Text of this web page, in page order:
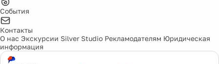
События
Контакты
О нас Экскурсии Silver Studio Рекламодателям Юридическая
информация